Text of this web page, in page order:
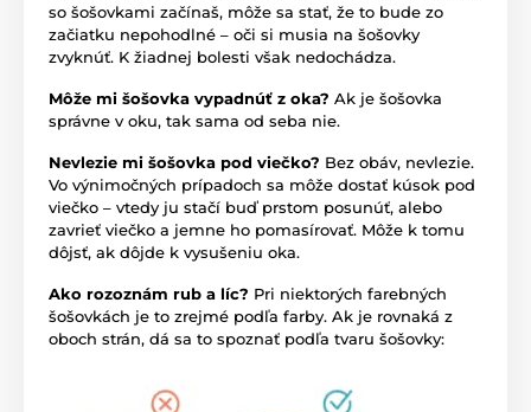
so šošovkami začínaš, môže sa stať, že to bude zo
začiatku nepohodlné – oči si musia na šošovky
zvyknúť. K žiadnej bolesti však nedochádza.
Môže mi šošovka vypadnúť z oka? Ak je šošovka
správne v oku, tak sama od seba nie.
Nevlezie mi šošovka pod viečko? Bez obáv, nevlezie.
Vo výnimočných prípadoch sa môže dostať kúsok pod
viečko – vtedy ju stačí buď prstom posunúť, alebo
zavrieť viečko a jemne ho pomasírovať. Môže k tomu
dôjsť, ak dôjde k vysušeniu oka.
Ako rozoznám rub a líc? Pri niektorých farebných
šošovkách je to zrejmé podľa farby. Ak je rovnaká z
oboch strán, dá sa to spoznať podľa tvaru šošovky: